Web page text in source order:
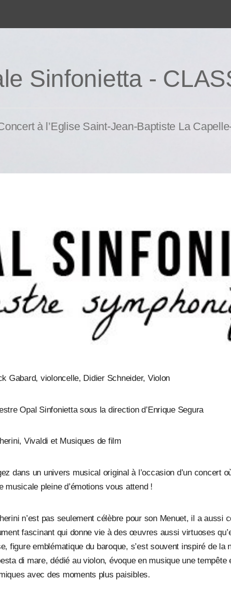
Sinfonietta -
à l’Eglise Saint-Jean-Baptiste La
Gabard, violoncelle, Didier Schneider, Violon
Opal Sinfonietta sous la direction d’Enrique Segura
Vivaldi et Musiques de film
dans un univers musical original à l’occasion d’un concert
musicale pleine d’émotions vous attend !
n’est pas seulement célèbre pour son Menuet, il a
fascinant qui donne vie à des œuvres aussi virtuoses
figure emblématique du baroque, s’est souvent inspiré de
di mare, dédié au violon, évoque en musique une
avec des moments plus paisibles.